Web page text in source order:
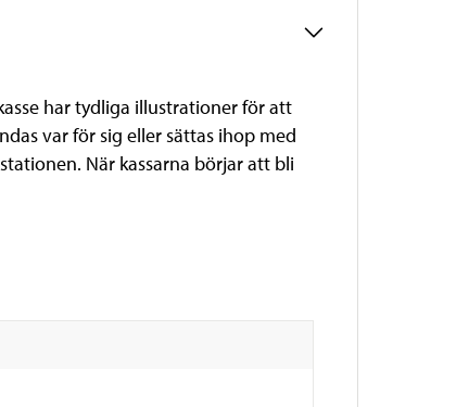
har tydliga illustrationer för att
var för sig eller sättas ihop med
När kassarna börjar att bli